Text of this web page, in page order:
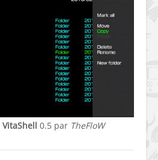
VitaShell 0.5 par TheFloW